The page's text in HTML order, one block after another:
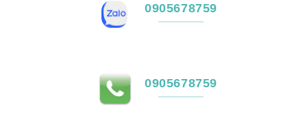
0905678759
0905678759